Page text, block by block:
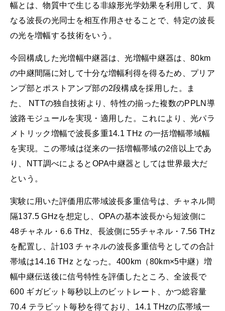
幅とは、物質中で生じる非線形光学効果を利用して、異
なる波長の光同士を相互作用させることで、特定の波長
の光を増幅する技術をいう。
今回構成した光増幅中継器は、光増幅中継器は、80km
の中継間隔に対して十分な増幅利得を得るため、プリア
ンプ部とポストアンプ部の2段構成を採用した。ま
た、 NTTの独自技術より、特性の揃った複数のPPLN導
波路モジュールを実現・適用した。これにより、光パラ
メトリック増幅で波長多重14.1 THz の一括増幅帯域幅
を実現。この帯域は従来の一括増幅帯域の2倍以上であ
り、NTT調べによるとOPA中継器としては世界最大だ
という。
実験に用いた評価用広帯域波長多重信号は、チャネル間
隔137.5 GHzを想定し、OPAの基本波長から短波側に
48チャネル・6.6 THz、長波側に55チャネル・7.56 THz
を配置し、計103 チャネルの波長多重信号としての合計
帯域は14.16 THz となった。400km（80km×5中継）増
幅中継伝送後に信号特性を評価したところ、全波長で
600 ギガビット毎秒以上のビットレート、かつ総容量
70.4 テラビット毎秒を得ており、14.1 THzの広帯域一